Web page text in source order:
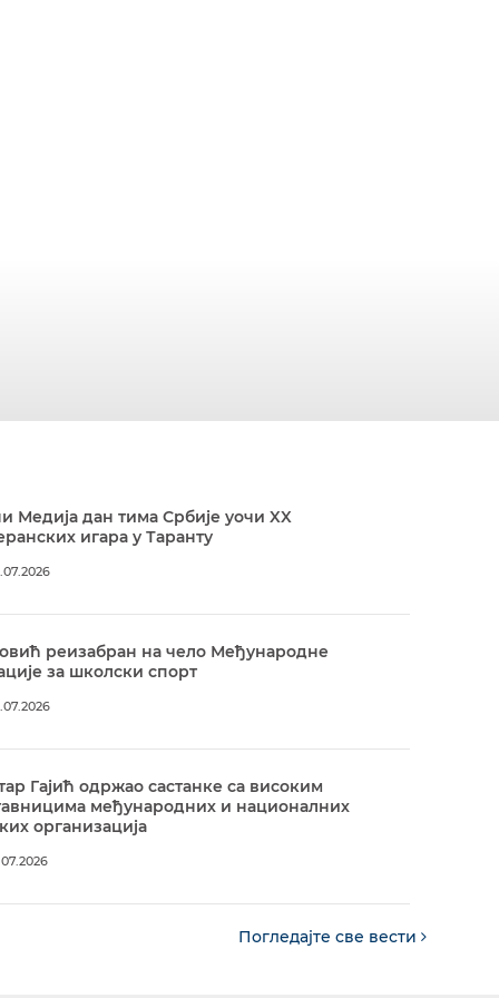
Медија дан тима Србије уочи XX
игара у Таранту
реизабран на чело Међународне
за школски спорт
Гајић одржао састанке са високим
међународних и националних
организација
Погледајте све вести